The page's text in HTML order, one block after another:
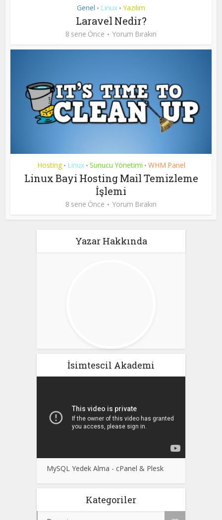
Genel • Linux • Yazılım
Laravel Nedir?
8 sene Önce Yorum Bırakın
Hosting • Linux • Sunucu Yönetimi • WHM Panel
Linux Bayi Hosting Mail Temizleme
İşlemi
8 sene Önce Yorum Bırakın
Yazar Hakkında
İsimtescil Akademi
MySQL Yedek Alma - cPanel & Plesk
Kategoriler